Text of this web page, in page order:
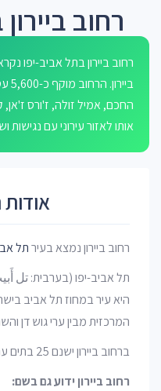
רחוב
רחוב ביירון בתל אביב-יפו
החכם, אמיל זולה, ז'ורס ז'אן,
אותו לאזור עירוני עם נגישות
אודות
רחוב ביירון נמצא בעירתל
תל אביב-יפו (בערבית: تل
היא עיר במחוז תל אביב
המרכזית מבין ערי גוש דן
ברחוב ביירון ישנם 25 בתים עם 25 מיקודים שונים.
רחוב ביירון ידוע גם בשם: